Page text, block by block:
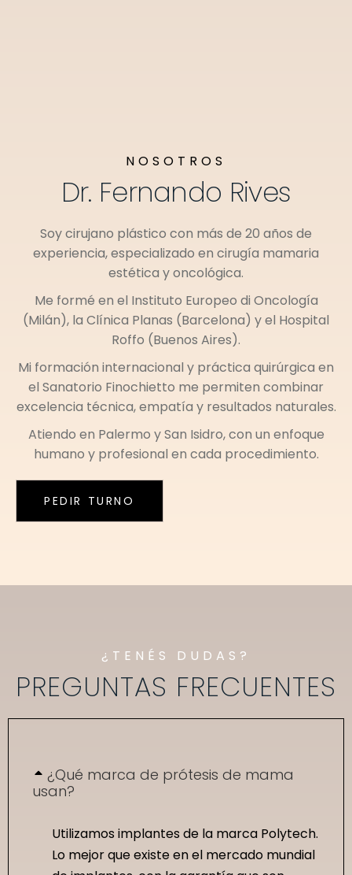
NOSOTROS
Dr. Fernando Rives
Soy cirujano plástico con más de 20 años de
experiencia, especializado en cirugía mamaria
estética y oncológica.
Me formé en el Instituto Europeo di Oncología
(Milán), la Clínica Planas (Barcelona) y el Hospital
Roffo (Buenos Aires).
Mi formación internacional y práctica quirúrgica en
el Sanatorio Finochietto me permiten combinar
excelencia técnica, empatía y resultados naturales.
Atiendo en Palermo ySan Isidro, con un enfoque
humano y profesional en cada procedimiento.
PEDIR TURNO
¿TENÉS DUDAS?
PREGUNTAS FRECUENTES
¿Qué marca de prótesis de mama
usan?
Utilizamos implantes de la marca Polytech.
Lo mejor que existe en el mercado mundial